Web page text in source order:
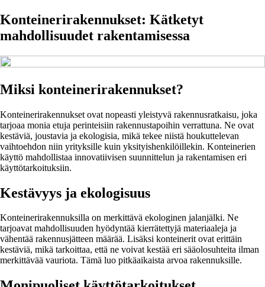
Konteinerirakennukset: Kätketyt
mahdollisuudet rakentamisessa
Miksi konteinerirakennukset?
Konteinerirakennukset ovat nopeasti yleistyvä rakennusratkaisu, joka
tarjoaa monia etuja perinteisiin rakennustapoihin verrattuna. Ne ovat
kestäviä, joustavia ja ekologisia, mikä tekee niistä houkuttelevan
vaihtoehdon niin yrityksille kuin yksityishenkilöillekin. Konteinerien
käyttö mahdollistaa innovatiivisen suunnittelun ja rakentamisen eri
käyttötarkoituksiin.
Kestävyys ja ekologisuus
Konteinerirakennuksilla on merkittävä ekologinen jalanjälki. Ne
tarjoavat mahdollisuuden hyödyntää kierrätettyjä materiaaleja ja
vähentää rakennusjätteen määrää. Lisäksi konteinerit ovat erittäin
kestäviä, mikä tarkoittaa, että ne voivat kestää eri sääolosuhteita ilman
merkittävää vauriota. Tämä luo pitkäaikaista arvoa rakennuksille.